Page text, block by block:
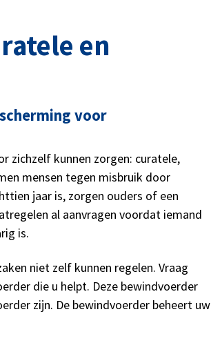
en
voor
zichzelf kunnen zorgen: curatele,
mensen tegen misbruik door
jaar is, zorgen ouders of een
al aanvragen voordat iemand
is.
niet zelf kunnen regelen. Vraag
die u helpt. Deze bewindvoerder
zijn. De bewindvoerder beheert uw